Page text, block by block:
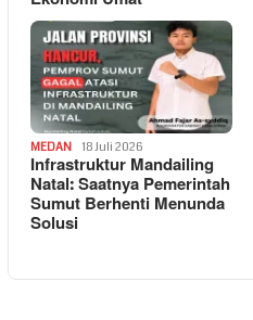
MEDAN 18 Juli 2026
Infrastruktur Mandailing
Natal: Saatnya Pemerintah
Sumut Berhenti Menunda
Solusi